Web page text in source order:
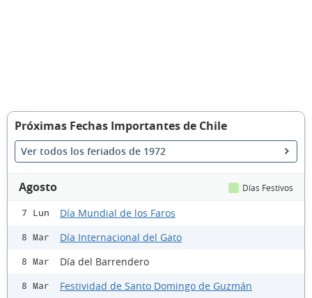
Próximas Fechas Importantes de Chile
Ver todos los feriados de 1972
Agosto Días Festivos
7 Lun Día Mundial de los Faros
8 Mar Día Internacional del Gato
8 Mar Día del Barrendero
8 Mar Festividad de Santo Domingo de Guzmán